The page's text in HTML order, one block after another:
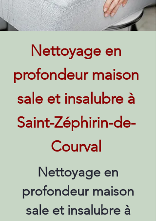
Nettoyage en
profondeur maison
sale et insalubre à
Saint-Zéphirin-de-
Courval
Nettoyage en
profondeur maison
sale et insalubre à